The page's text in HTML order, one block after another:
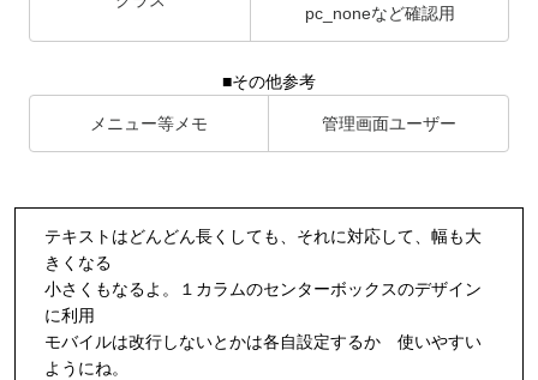
pc_noneなど確認用
■その他参考
メニュー等メモ 管理画面ユーザー
テキストはどんどん長くしても、それに対応して、幅も大
きくなる
小さくもなるよ。１カラムのセンターボックスのデザイン
に利用
モバイルは改行しないとかは各自設定するか 使いやすい
ようにね。